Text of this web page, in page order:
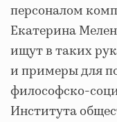
персоналом
Екатерина
ищут в таких
и примеры для
философско-
Института